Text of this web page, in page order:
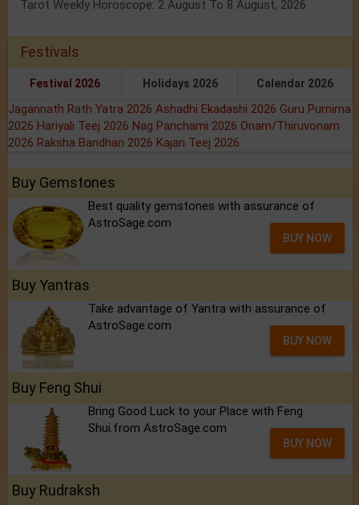
Tarot Weekly Horoscope: 2 August To 8 August, 2026
Festivals
Festival 2026 Holidays 2026 Calendar 2026
Jagannath Rath Yatra 2026 Ashadhi Ekadashi 2026 Guru Purnima
2026 Hariyali Teej 2026 Nag Panchami 2026 Onam/Thiruvonam
2026 Raksha Bandhan 2026 Kajari Teej 2026
Buy Gemstones
Best quality gemstones with assurance of
AstroSage.com
BUY NOW
Buy Yantras
Take advantage of Yantra with assurance of
AstroSage.com
BUY NOW
Buy Feng Shui
Bring Good Luck to your Place with Feng
Shui.from AstroSage.com
BUY NOW
Buy Rudraksh